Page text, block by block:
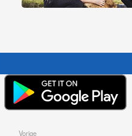
Vorige